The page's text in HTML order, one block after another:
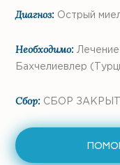
Диагноз:Острый
Необходимо:Лечение
Бахчелиевлер
Сбор:СБОР ЗАКРЫТ